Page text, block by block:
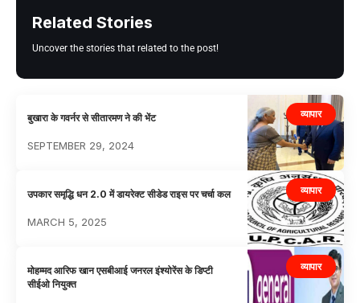
Related Stories
Uncover the stories that related to the post!
व्यापार
बुखारा के गवर्नर से सीतारमण ने की भेंट
SEPTEMBER 29, 2024
व्यापार
उपकार समृद्धि धन 2.0 में डायरेक्ट सीडेड राइस पर चर्चा कल
MARCH 5, 2025
व्यापार
मोहम्मद आरिफ खान एसबीआई जनरल इंश्योरेंस के डिप्टी
सीईओ नियुक्त